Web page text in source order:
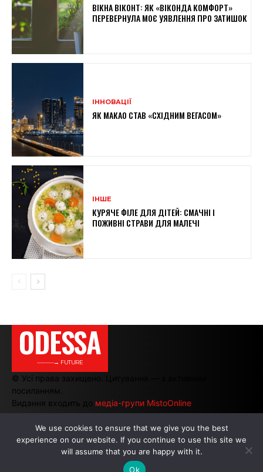
ВІКНА ВІКОНТ: ЯК «ВІКОНДА КОМФОРТ»
ПЕРЕВЕРНУЛА МОЄ УЯВЛЕННЯ ПРО ЗАТИШОК
ІННОВАЦІЇ
ЯК МАКАО СТАВ «СХІДНИМ ВЕГАСОМ»
ІНШЕ
КУРЯЧЕ ФІЛЕ ДЛЯ ДІТЕЙ: СМАЧНІ І
ПОЖИВНІ СТРАВИ ДЛЯ МАЛЕЧІ
ODESSA
———→ FUTURE
© Усі права захищено. Цитування — з активним
посиланням.
Видання входить до медіа-групи MistoOnline
АВТОРИ | РЕКЛАМА НА САЙТІ
We use cookies to ensure that we give you the best
experience on our website. If you continue to use this site we
will assume that you are happy with it.
Ok